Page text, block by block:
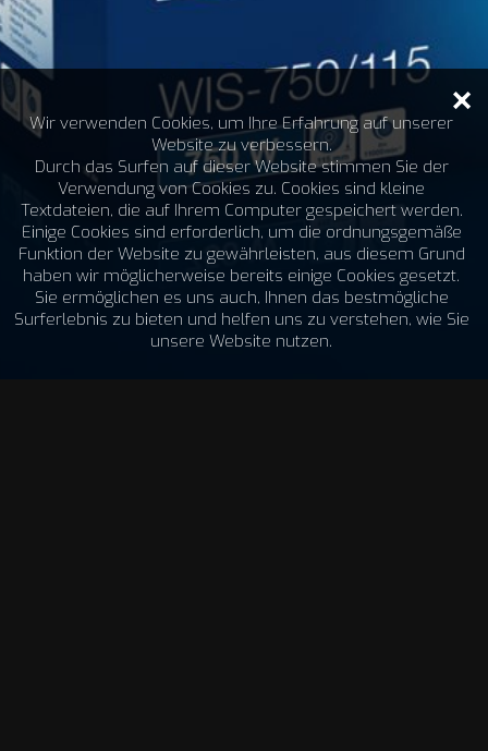
Wir verwenden Cookies, um Ihre Erfahrung auf unserer
Website zu verbessern.
Durch das Surfen auf dieser Website stimmen Sie der
Verwendung von Cookies zu. Cookies sind kleine
Textdateien, die auf Ihrem Computer gespeichert werden.
Einige Cookies sind erforderlich, um die ordnungsgemäße
Funktion der Website zu gewährleisten, aus diesem Grund
haben wir möglicherweise bereits einige Cookies gesetzt.
Sie ermöglichen es uns auch, Ihnen das bestmögliche
Surferlebnis zu bieten und helfen uns zu verstehen, wie Sie
unsere Website nutzen.